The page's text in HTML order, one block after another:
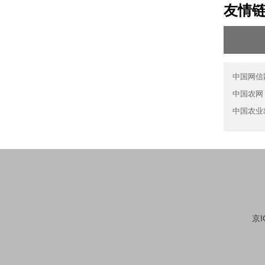
友情
中国网信
中国农网
中国农业
京